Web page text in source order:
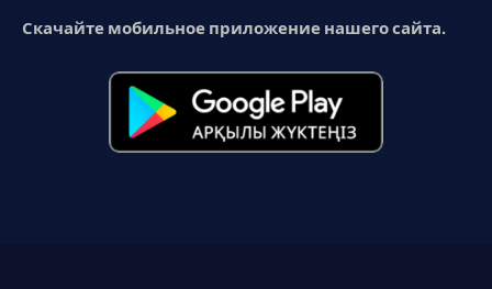
Скачайте мобильное приложение нашего сайта.